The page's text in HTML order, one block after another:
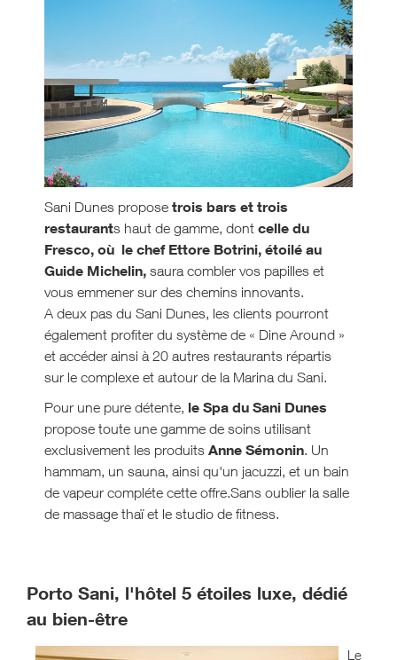
Sani Dunes propose trois bars et trois
restaurants haut de gamme, dont celle du
Fresco, où le chef Ettore Botrini, étoilé au
Guide Michelin, saura combler vos papilles et
vous emmener sur des chemins innovants.
A deux pas du Sani Dunes, les clients pourront
également profiter du système de « Dine Around »
et accéder ainsi à 20 autres restaurants répartis
sur le complexe et autour de la Marina du Sani.
Pour une pure détente, le Spa du Sani Dunes
propose toute une gamme de soins utilisant
exclusivement les produits Anne Sémonin. Un
hammam, un sauna, ainsi qu'un jacuzzi, et un bain
de vapeur compléte cette offre.Sans oublier la salle
de massage thaï et le studio de fitness.
Porto Sani, l'hôtel 5 étoiles luxe, dédié
au bien-être
Le